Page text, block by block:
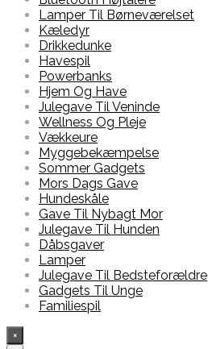
Lamper Til Børneværelset
Kæledyr
Drikkedunke
Havespil
Powerbanks
Hjem Og Have
Julegave Til Veninde
Wellness Og Pleje
Vækkeure
Myggebekæmpelse
Sommer Gadgets
Mors Dags Gave
Hundeskåle
Gave Til Nybagt Mor
Julegave Til Hunden
Dåbsgaver
Lamper
Julegave Til Bedsteforældre
Gadgets Til Unge
Familiespil
×